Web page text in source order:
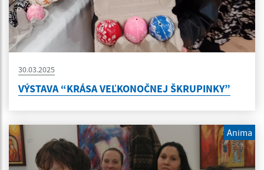
30.03.2025
VÝSTAVA “KRÁSA VEĽKONOČNEJ ŠKRUPINKY”
Anima